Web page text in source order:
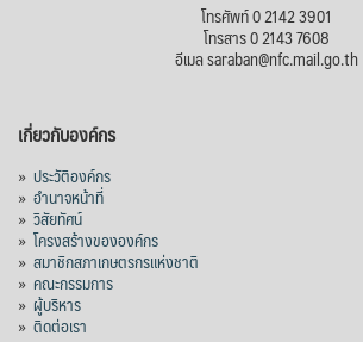
โทรศัพท์ 0 2142 3901
โทรสาร 0 2143 7608
อีเมล saraban@nfc.mail.go.th
เกี่ยวกับองค์กร
» ประวัติองค์กร
» อำนาจหน้าที่
» วิสัยทัศน์
» โครงสร้างขององค์กร
» สมาชิกสภาเกษตรกรแห่งชาติ
» คณะกรรมการ
» ผู้บริหาร
» ติดต่อเรา